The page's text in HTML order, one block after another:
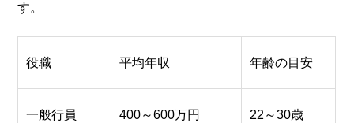
す。
役職 平均年収 年齢の目安
一般行員 400～600万円 22～30歳